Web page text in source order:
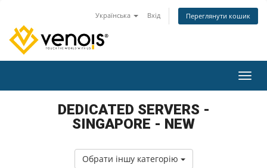
Українська Вхід Переглянути кошик
DEDICATED SERVERS -
SINGAPORE - NEW
Обрати іншу категорію